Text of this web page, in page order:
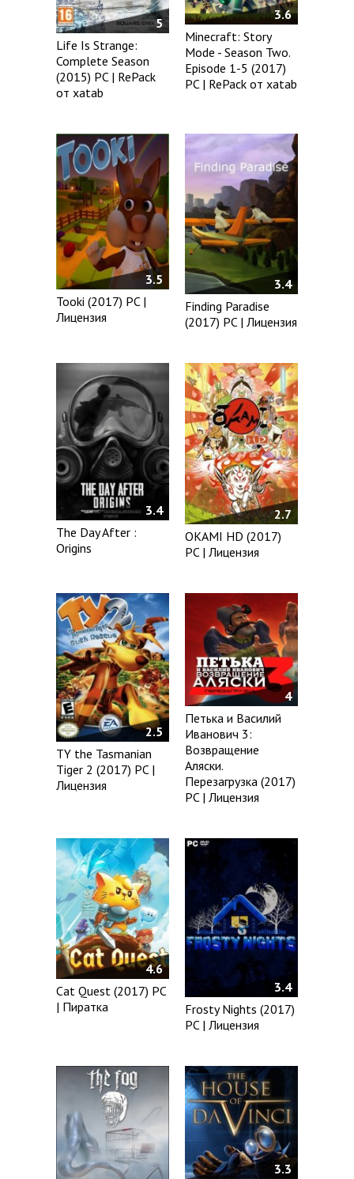
5
Life Is Strange:
Complete Season
(2015) PC | RePack
от xatab
3.6
Minecraft: Story
Mode - Season Two.
Episode 1-5 (2017)
PC | RePack от xatab
3.5
Tooki (2017) PC |
Лицензия
3.4
Finding Paradise
(2017) PC | Лицензия
3.4
The Day After :
Origins
2.7
OKAMI HD (2017)
PC | Лицензия
2.5
TY the Tasmanian
Tiger 2 (2017) PC |
Лицензия
4
Петька и Василий
Иванович 3:
Возвращение
Аляски.
Перезагрузка (2017)
PC | Лицензия
4.6
Cat Quest (2017) PC
| Пиратка
3.4
Frosty Nights (2017)
PC | Лицензия
3.3